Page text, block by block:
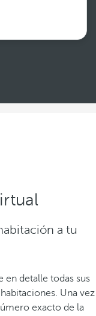
a tu
en detalle todas sus
Una vez
exacto de la